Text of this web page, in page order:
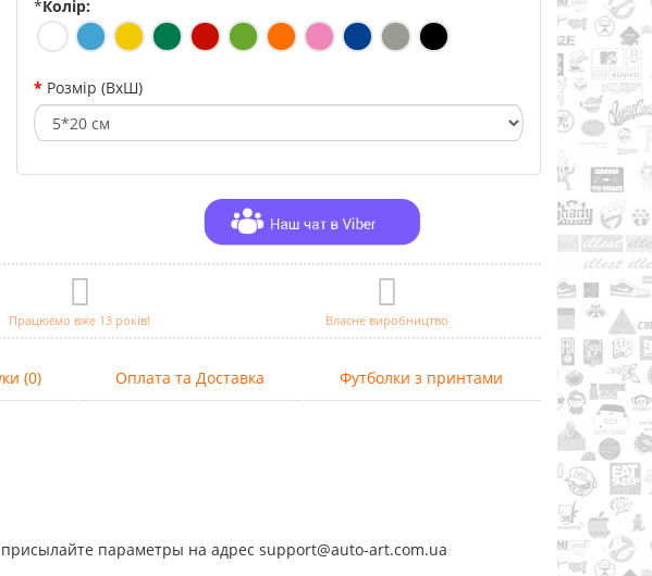
*Колір:
Розмір (ВхШ)
Працюємо вже 13 років! Власне виробництво
(0) Оплата та Доставка Футболки з принтами
параметры на адрес support@auto-art.com.ua